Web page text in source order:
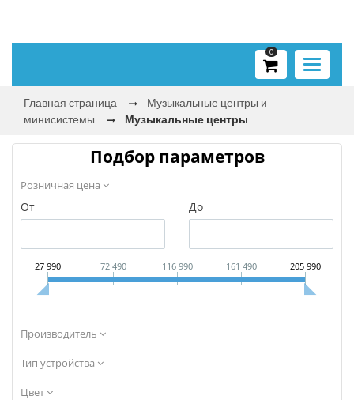
Toggle
0
Главная страница
Музыкальные центры и
минисистемы
Музыкальные центры
Подбор параметров
Розничная цена
От До
27 990 72 490 116 990 161 490 205 990
Производитель
Тип устройства
Цвет